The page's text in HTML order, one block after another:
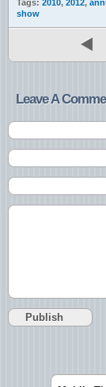
Tags: 2010, 2012,
show
Leave A